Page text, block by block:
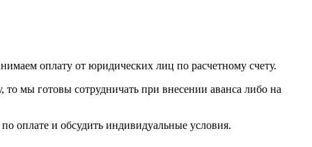
оплату от юридических лиц по расчетному счету.
то мы готовы сотрудничать при внесении аванса либо на
оплате и обсудить индивидуальные условия.